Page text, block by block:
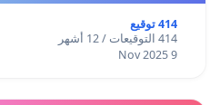
414 توقيع
414 التوقيعات / 12 أشهر
9 Nov 2025